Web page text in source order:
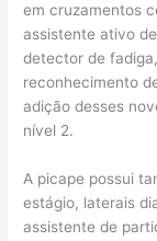
em cruzamentos
assistente ativo
detector de
reconhecimento
adição desses
nível 2.
A picape possui
estágio, laterais
assistente de